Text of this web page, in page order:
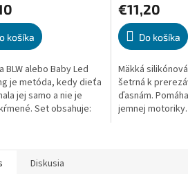
košíka
BLW alebo Baby Led
je metóda, kedy dieťa
jej samo a nie je
Set obsahuje:
produktu
je
5,0
z
5
hviezdičiek.
€11,20
Do košíka
Mäkká
šetrná k
ďasnám.
jemnej
Diskusia